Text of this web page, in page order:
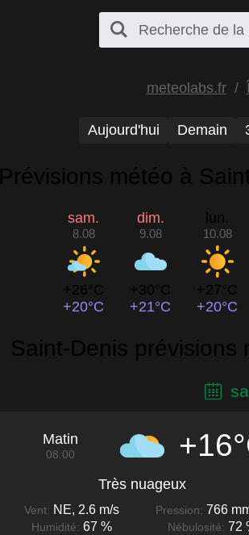
meteolabs.fr
Aujourd'hui Demain
Prévisions météo à
sam.
8.08
+26°C
+20°C
dim.
9.08
+30°C
+21°C
lun.
10.08
+27°C
+20°C
Saint-Denis prévisions
Matin
08:00
Très nuageux
Vent: NE, 2.6 m/s Pression: 766
Humidité: 67 % Nébulosité: 72